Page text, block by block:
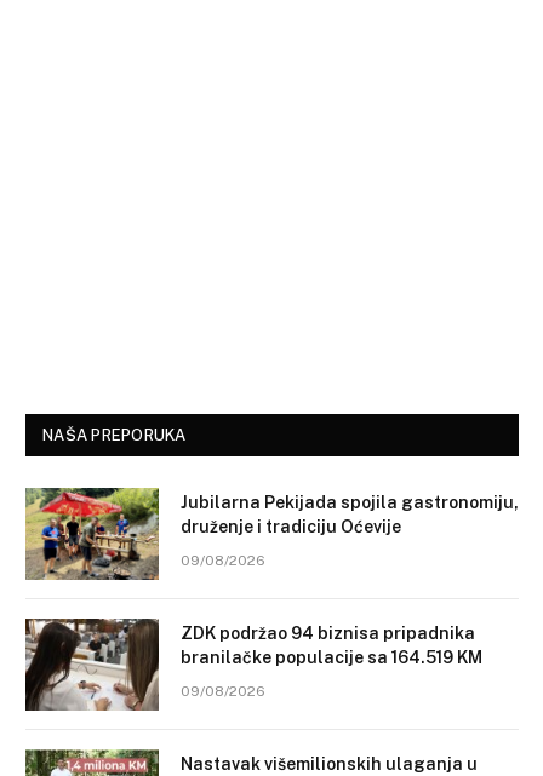
NAŠA PREPORUKA
Jubilarna Pekijada spojila gastronomiju,
druženje i tradiciju Oćevije
09/08/2026
ZDK podržao 94 biznisa pripadnika
branilačke populacije sa 164.519 KM
09/08/2026
Nastavak višemilionskih ulaganja u